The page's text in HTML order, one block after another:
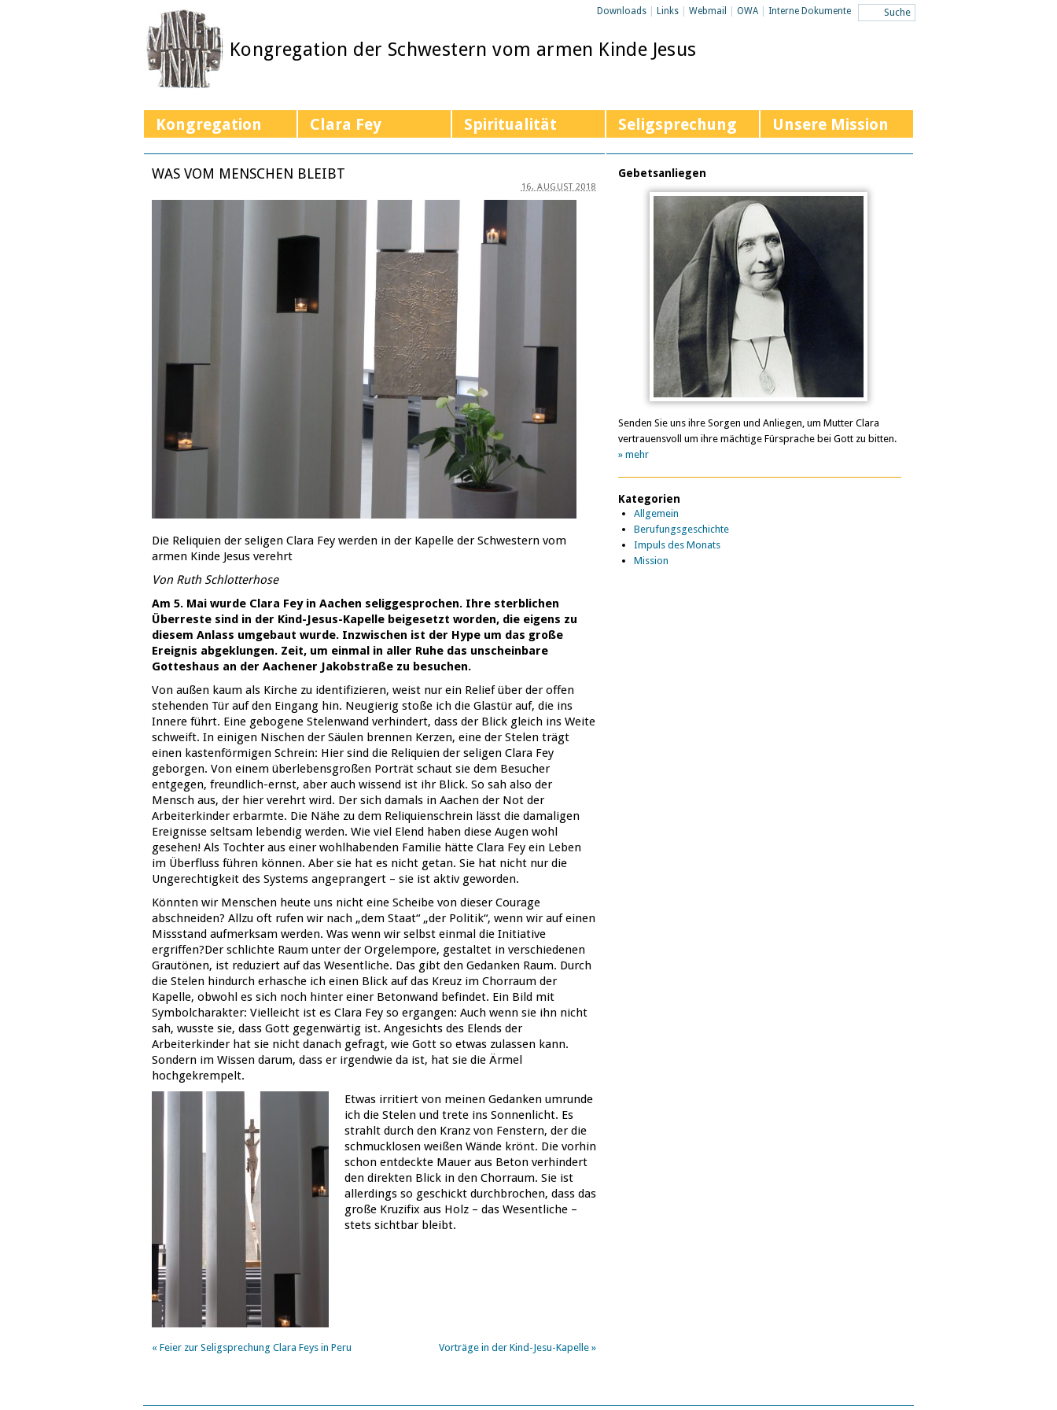
Downloads Links Webmail OWA| Interne Dokumente
Kongregation Clara Fey Spiritualität Seligsprechung Unsere Mission
Kongregation der Schwestern vom armen Kinde Jesus
WAS VOM MENSCHEN BLEIBT
16. AUGUST 2018
Die Reliquien der seligen Clara Fey werden in der Kapelle der Schwestern vom
armen Kinde Jesus verehrt
Von Ruth Schlotterhose
Am 5. Mai wurde Clara Fey in Aachen seliggesprochen. Ihre sterblichen
Überreste sind in der Kind-Jesus-Kapelle beigesetzt worden, die eigens zu
diesem Anlass umgebaut wurde. Inzwischen ist der Hype um das große
Ereignis abgeklungen. Zeit, um einmal in aller Ruhe das unscheinbare
Gotteshaus an der Aachener Jakobstraße zu besuchen.
Von außen kaum als Kirche zu identifizieren, weist nur ein Relief über der offen
stehenden Tür auf den Eingang hin. Neugierig stoße ich die Glastür auf, die ins
Innere führt. Eine gebogene Stelenwand verhindert, dass der Blick gleich ins Weite
schweift. In einigen Nischen der Säulen brennen Kerzen, eine der Stelen trägt
einen kastenförmigen Schrein: Hier sind die Reliquien der seligen Clara Fey
geborgen. Von einem überlebensgroßen Porträt schaut sie dem Besucher
entgegen, freundlich-ernst, aber auch wissend ist ihr Blick. So sah also der
Mensch aus, der hier verehrt wird. Der sich damals in Aachen der Not der
Arbeiterkinder erbarmte. Die Nähe zu dem Reliquienschrein lässt die damaligen
Ereignisse seltsam lebendig werden. Wie viel Elend haben diese Augen wohl
gesehen! Als Tochter aus einer wohlhabenden Familie hätte Clara Fey ein Leben
im Überfluss führen können. Aber sie hat es nicht getan. Sie hat nicht nur die
Ungerechtigkeit des Systems angeprangert – sie ist aktiv geworden.
Könnten wir Menschen heute uns nicht eine Scheibe von dieser Courage
abschneiden? Allzu oft rufen wir nach „dem Staat“ „der Politik“, wenn wir auf einen
Missstand aufmerksam werden. Was wenn wir selbst einmal die Initiative
ergriffen?Der schlichte Raum unter der Orgelempore, gestaltet in verschiedenen
Grautönen, ist reduziert auf das Wesentliche. Das gibt den Gedanken Raum. Durch
die Stelen hindurch erhasche ich einen Blick auf das Kreuz im Chorraum der
Kapelle, obwohl es sich noch hinter einer Betonwand befindet. Ein Bild mit
Symbolcharakter: Vielleicht ist es Clara Fey so ergangen: Auch wenn sie ihn nicht
sah, wusste sie, dass Gott gegenwärtig ist. Angesichts des Elends der
Arbeiterkinder hat sie nicht danach gefragt, wie Gott so etwas zulassen kann.
Sondern im Wissen darum, dass er irgendwie da ist, hat sie die Ärmel
hochgekrempelt.
Etwas irritiert von meinen Gedanken umrunde
ich die Stelen und trete ins Sonnenlicht. Es
strahlt durch den Kranz von Fenstern, der die
schmucklosen weißen Wände krönt. Die vorhin
schon entdeckte Mauer aus Beton verhindert
den direkten Blick in den Chorraum. Sie ist
allerdings so geschickt durchbrochen, dass das
große Kruzifix aus Holz – das Wesentliche –
stets sichtbar bleibt.
« Feier zur Seligsprechung Clara Feys in Peru Vorträge in der Kind-Jesu-Kapelle »
Gebetsanliegen
Senden Sie uns ihre Sorgen und Anliegen, um Mutter Clara
vertrauensvoll um ihre mächtige Fürsprache bei Gott zu bitten.
» mehr
Kategorien
Allgemein
Berufungsgeschichte
Impuls des Monats
Mission